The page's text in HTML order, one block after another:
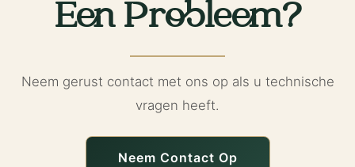
Een Probleem?
Neem gerust contact met ons op als u technische
vragen heeft.
Neem Contact Op